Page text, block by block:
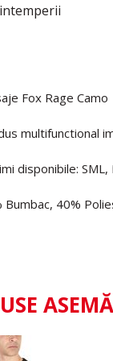
Fox Rage Camo
multifunctional
disponibile: SML,
Bumbac, 40%